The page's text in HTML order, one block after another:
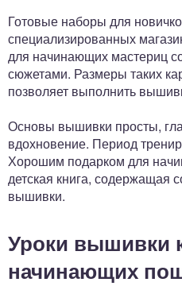
Готовые наборы для
специализированных
для начинающих мастериц
сюжетами. Размеры таких
позволяет выполнить
Основы вышивки просты,
вдохновение. Период
Хорошим подарком для
детская книга, содержащая
вышивки.
Уроки вышивки
начинающих